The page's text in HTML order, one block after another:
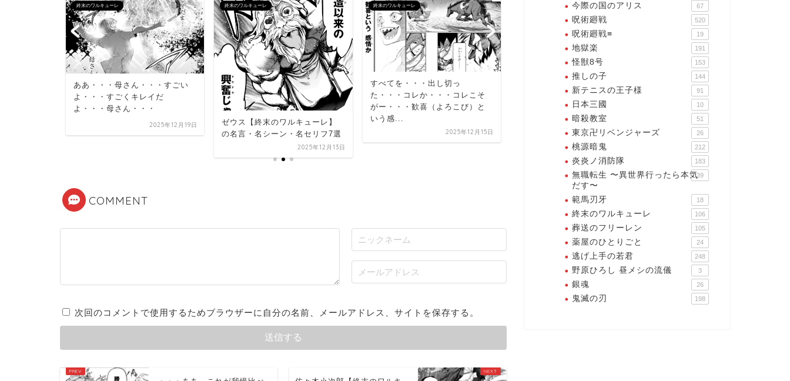
終末のワルキューレ
ああ・・・母さん・・・すごい
よ・・・すごくキレイだ
よ・・・母さん・・・
2025年12月19日
終末のワルキューレ
ゼウス【終末のワルキューレ】
の名言・名シーン・名セリフ7選
2025年12月13日
終末のワルキューレ
すべてを・・・出し切っ
た・・・コレか・・・コレこそ
がー・・・歓喜（よろこび）と
いう感...
2025年12月15日
ああ・・・母さん・・・すごい
よ・・・すごくキレイだ
よ・・・母さん・・・
2025年12月19日
終末のワルキューレ
ゼウス【終末のワルキューレ】
の名言・名シーン・名セリフ7選
COMMENT
次回のコメントで使用するためブラウザーに自分の名前、メールアドレス、サイトを保存する。
今際の国のアリス 67
呪術廻戦 520
呪術廻戦≡ 19
地獄楽 191
怪獣8号 153
推しの子 144
新テニスの王子様 91
日本三國 10
暗殺教室 51
東京卍リベンジャーズ 26
桃源暗鬼 212
炎炎ノ消防隊 183
無職転生 〜異世界行ったら本気
だす〜
39
範馬刃牙 18
終末のワルキューレ 106
葬送のフリーレン 105
薬屋のひとりごと 24
逃げ上手の若君 248
野原ひろし 昼メシの流儀 3
銀魂 26
鬼滅の刃 198